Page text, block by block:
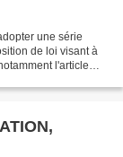
une série
de loi visant à
l'article